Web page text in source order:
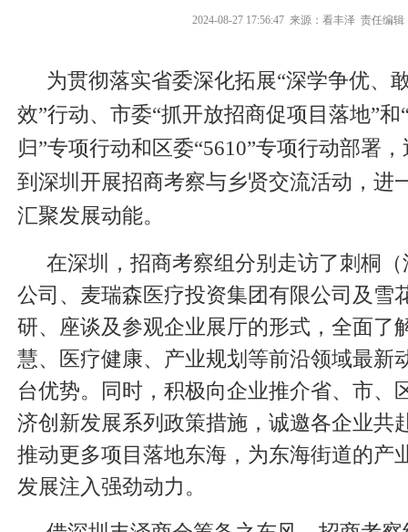
2024-08-27 17:56:47 来源：看丰泽 责任编辑
为贯彻落实省委深化拓展“深学争优、
效”行动、市委“抓开放招商促项目落地”
归”专项行动和区委“5610”专项行动部署
到深圳开展招商考察与乡贤交流活动，进
汇聚发展动能。
在深圳，招商考察组分别走访了刺桐
公司、麦瑞森医疗投资集团有限公司及雪
研、座谈及参观企业展厅的形式，全面了
慧、医疗健康、产业规划等前沿领域最新
台优势。同时，积极向企业推介省、市、
济创新发展系列政策措施，诚邀各企业共
推动更多项目落地东海，为东海街道的产
发展注入强劲动力。